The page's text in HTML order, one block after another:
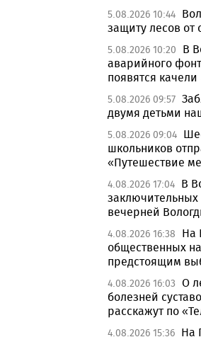
5.08.2026 10:44
защиту лесов от
5.08.2026 10:20
В
аварийного
появятся
5.08.2026 09:57
двумя детьми
5.08.2026 09:04
школьников
«Путешествие
4.08.2026 17:04 В
заключительных
вечерней
4.08.2026 16:38
На
общественных
предстоящим
4.08.2026 16:03 О
болезней
расскажут по
4.08.2026 15:36 На